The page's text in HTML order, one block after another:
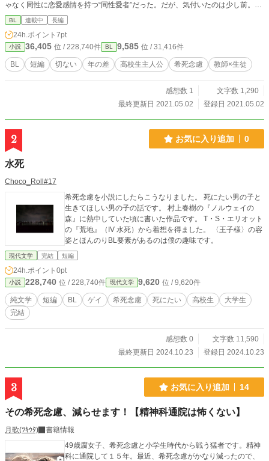
ゃなく同性に恋愛感情を持つ“同性愛者”だった。だが、気付いたのは少し前。自
分がセクマイ(セクシャルマイノリティ)だということに気付いた彼は、より一
層、自身の殻に閉じこもる。アウティング行為を恐れていた。 新学期になった
頃だった。あるひとりの若手男性教師が、この高校に赴任してきた。この若手教
師は随分な曲者だった。横田はその男性教師を見て、胸が高まるのを感じた。
┈┈┈┈┈┈┈┈┈┈ 初投稿です。 暗めな作品だと思います。読んでくだされ
ば嬉しいです。 ┈┈┈┈┈┈┈┈┈┈ 登場人物 主人公:横田 壱馬 (ヨコタ カズ
BL 連載中 長編
24h.ポイント 7pt
小説 36,405 位 / 228,740件 BL 9,585 位 / 31,416件
BL 短編 切ない 年の差 高校生主人公 希死念慮 教師×生徒
感想数 1
文字数 1,290
最終更新日 2021.05.02
登録日 2021.05.02
2 お気に入り追加 0
水死
Choco_Roll#17
希死念慮を小説にしたらこうなりました。 死にたい男の子と
生きてほしい男の子の話です。 村上春樹の『ノルウェイの
森』に熱中していた頃に書いた作品です。 T・S・エリオット
の『荒地』（IV 水死）から着想を得ました。 〈王子様〉の容
姿とほんのりBL要素があるのは僕の趣味です。
現代文学 完結 短編
24h.ポイント 0pt
小説 228,740 位 / 228,740件 現代文学 9,620 位 / 9,620件
純文学 短編 BL ゲイ 希死念慮 死にたい 高校生
大学生
完結
感想数 0
文字数 11,590
最終更新日 2024.10.23
登録日 2024.10.23
3 お気に入り追加 14
その希死念慮、減らせます！【精神科通院は怖くない】
月歌(ﾂｷｳﾀ)
書籍情報
49歳腐女子、希死念慮と小学生時代から戦う猛者です。精神
科に通院して１５年。最近、希死念慮がかなり減ったので、